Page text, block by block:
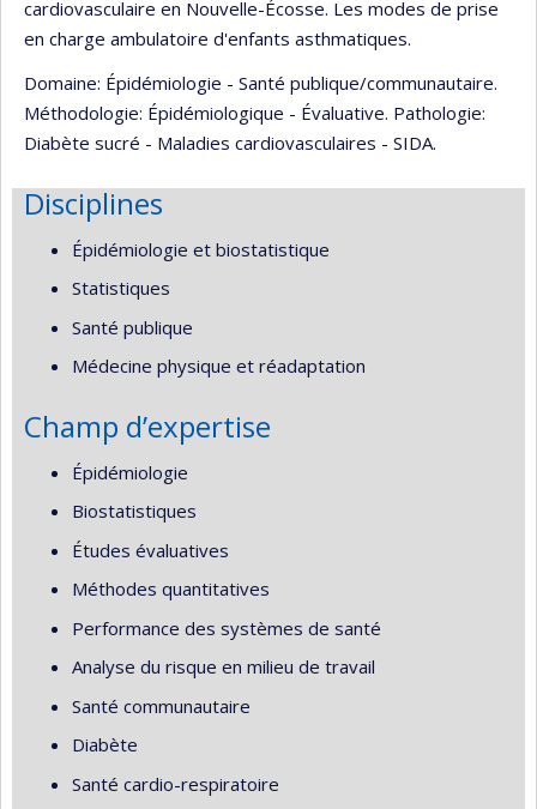
cardiovasculaire en Nouvelle-Écosse. Les modes de prise
en charge ambulatoire d'enfants asthmatiques.
Domaine: Épidémiologie - Santé publique/communautaire.
Méthodologie: Épidémiologique - Évaluative. Pathologie:
Diabète sucré - Maladies cardiovasculaires - SIDA.
Disciplines
Épidémiologie et biostatistique
Statistiques
Santé publique
Médecine physique et réadaptation
Champ d’expertise
Épidémiologie
Biostatistiques
Études évaluatives
Méthodes quantitatives
Performance des systèmes de santé
Analyse du risque en milieu de travail
Santé communautaire
Diabète
Santé cardio-respiratoire